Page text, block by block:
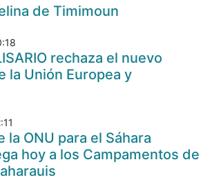
de Timimoun
rechaza el nuevo
la Unión Europea y
la ONU para el Sáhara
hoy a los Campamentos de